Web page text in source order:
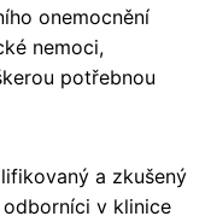
onemocnění
nemoci,
potřebnou
a zkušený
odborníci v klinice